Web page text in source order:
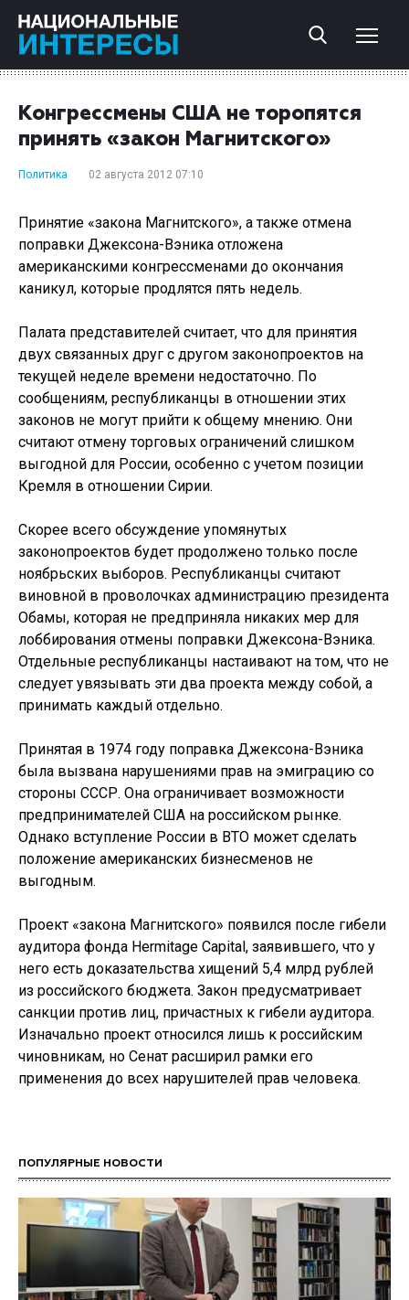
Конгрессмены США не торопятся
принять «закон Магнитского»
Политика 02 августа 2012 07:10
Принятие «закона Магнитского», а также отмена
поправки Джексона-Вэника отложена
американскими конгрессменами до окончания
каникул, которые продлятся пять недель.
Палата представителей считает, что для принятия
двух связанных друг с другом законопроектов на
текущей неделе времени недостаточно. По
сообщениям, республиканцы в отношении этих
законов не могут прийти к общему мнению. Они
считают отмену торговых ограничений слишком
выгодной для России, особенно с учетом позиции
Кремля в отношении Сирии.
Скорее всего обсуждение упомянутых
законопроектов будет продолжено только после
ноябрьских выборов. Республиканцы считают
виновной в проволочках администрацию президента
Обамы, которая не предприняла никаких мер для
лоббирования отмены поправки Джексона-Вэника.
Отдельные республиканцы настаивают на том, что не
следует увязывать эти два проекта между собой, а
принимать каждый отдельно.
Принятая в 1974 году поправка Джексона-Вэника
была вызвана нарушениями прав на эмиграцию со
стороны СССР. Она ограничивает возможности
предпринимателей США на российском рынке.
Однако вступление России в ВТО может сделать
положение американских бизнесменов не
выгодным.
Проект «закона Магнитского» появился после гибели
аудитора фонда Hermitage Capital, заявившего, что у
него есть доказательства хищений 5,4 млрд рублей
из российского бюджета. Закон предусматривает
санкции против лиц, причастных к гибели аудитора.
Изначально проект относился лишь к российским
чиновникам, но Сенат расширил рамки его
применения до всех нарушителей прав человека.
ПОПУЛЯРНЫЕ НОВОСТИ